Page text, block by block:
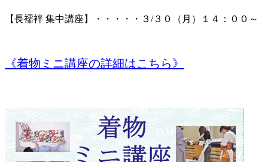
【長襦袢 集中講座】・・・・・３/３０（月）１４：００～
《着物ミニ講座の詳細はこちら》